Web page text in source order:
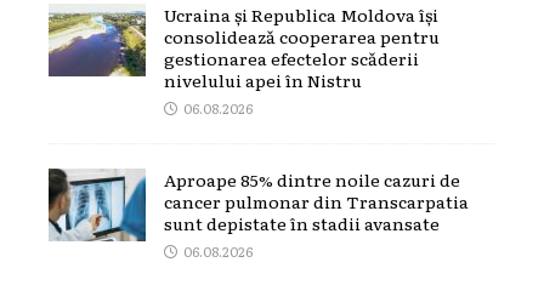
Ucraina și Republica Moldova își
consolidează cooperarea pentru
gestionarea efectelor scăderii
nivelului apei în Nistru
06.08.2026
Aproape 85% dintre noile cazuri de
cancer pulmonar din Transcarpatia
sunt depistate în stadii avansate
06.08.2026